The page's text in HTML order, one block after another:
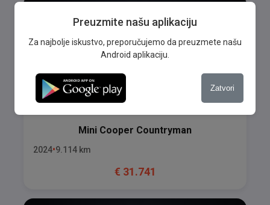
Mini Cooper Countryman
2024 9.114 km
€ 31.741
Preuzmite našu aplikaciju
Za najbolje iskustvo, preporučujemo da preuzmete našu
Android aplikaciju.
Zatvori